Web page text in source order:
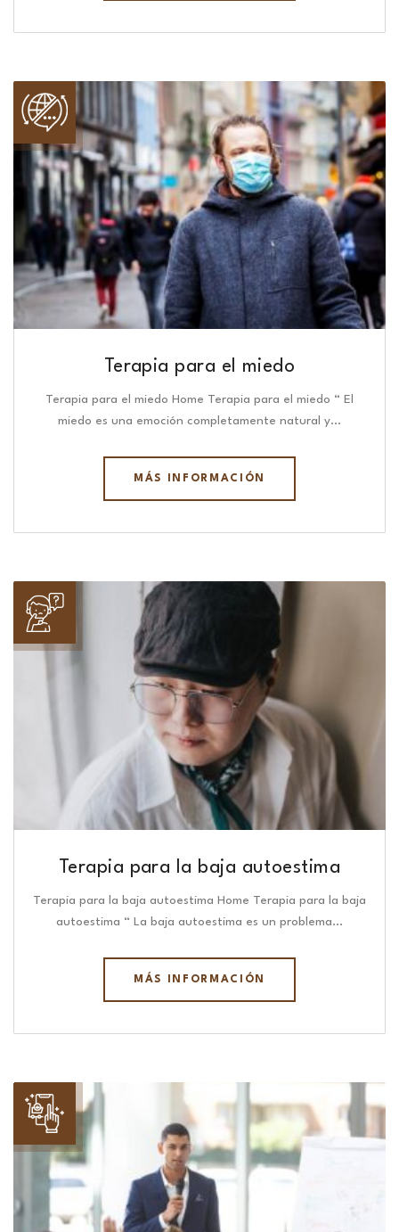
Terapia para el miedo
Terapia para el miedo Home Terapia para el miedo “ El
miedo es una emoción completamente natural y…
MÁS INFORMACIÓN
Terapia para la baja autoestima
Terapia para la baja autoestima Home Terapia para la baja
autoestima “ La baja autoestima es un problema…
MÁS INFORMACIÓN